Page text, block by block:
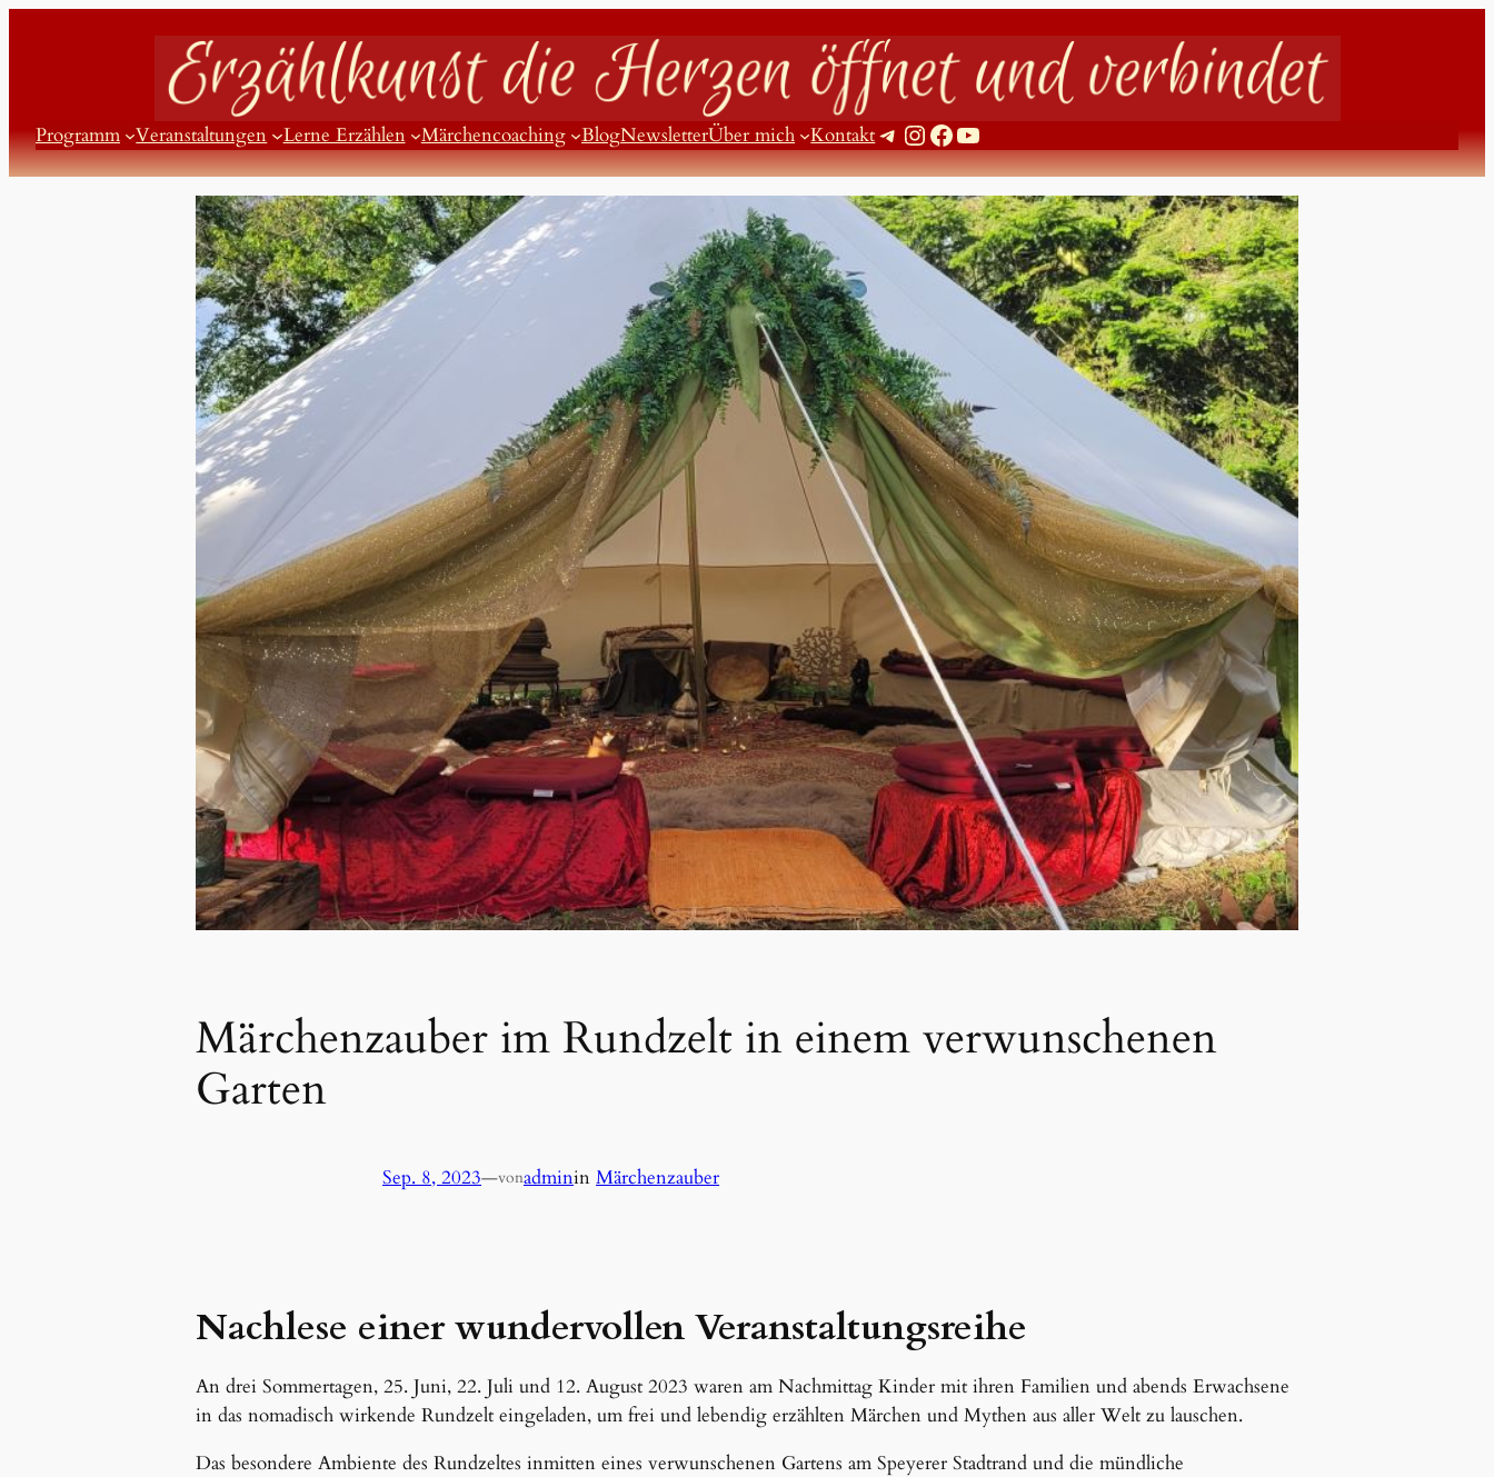
Programm Veranstaltungen Lerne Erzählen Märchencoaching BlogNewsletterÜber mich KontaktTelegram Instagram Facebook YouTube
Märchenzauber im Rundzelt in einem verwunschenen
Garten
Sep. 8, 2023—vonadminin Märchenzauber
Nachlese einer wundervollen Veranstaltungsreihe
An drei Sommertagen, 25. Juni, 22. Juli und 12. August 2023 waren am Nachmittag Kinder mit ihren Familien und abends Erwachsene
in das nomadisch wirkende Rundzelt eingeladen, um frei und lebendig erzählten Märchen und Mythen aus aller Welt zu lauschen.
Das besondere Ambiente des Rundzeltes inmitten eines verwunschenen Gartens am Speyerer Stadtrand und die mündliche